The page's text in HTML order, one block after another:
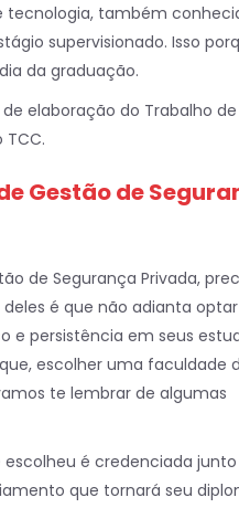
tecnologia, também
supervisionado. Isso
da graduação.
elaboração do Trabalho de
Gestão de
de Segurança Privada,
é que não adianta
e persistência em seus
escolher uma faculdade
te lembrar de algumas
é credenciada
que tornará seu